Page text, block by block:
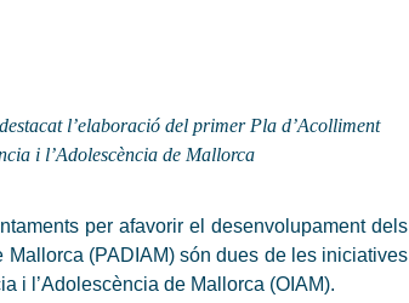
l’elaboració del primer Pla d’Acolliment
i l’Adolescència de Mallorca
per afavorir el desenvolupament dels
(PADIAM) són dues de les iniciatives
i l’Adolescència de Mallorca (OIAM).